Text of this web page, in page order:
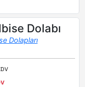
Dolabı
Dolapları